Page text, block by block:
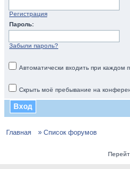
Регистрация
Пароль:
Забыли пароль?
Автоматически входить при каждом
Скрыть моё пребывание на
Главная » Список форумов